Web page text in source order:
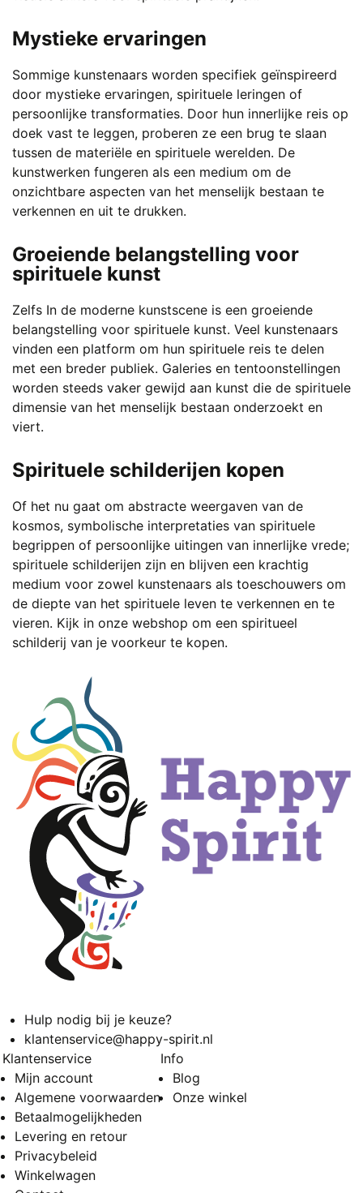
Mystieke ervaringen
Sommige kunstenaars worden specifiek geïnspireerd
door mystieke ervaringen, spirituele leringen of
persoonlijke transformaties. Door hun innerlijke reis op
doek vast te leggen, proberen ze een brug te slaan
tussen de materiële en spirituele werelden. De
kunstwerken fungeren als een medium om de
onzichtbare aspecten van het menselijk bestaan te
verkennen en uit te drukken.
Groeiende belangstelling voor
spirituele kunst
Zelfs In de moderne kunstscene is een groeiende
belangstelling voor spirituele kunst. Veel kunstenaars
vinden een platform om hun spirituele reis te delen
met een breder publiek. Galeries en tentoonstellingen
worden steeds vaker gewijd aan kunst die de spirituele
dimensie van het menselijk bestaan onderzoekt en
viert.
Spirituele schilderijen kopen
Of het nu gaat om abstracte weergaven van de
kosmos, symbolische interpretaties van spirituele
begrippen of persoonlijke uitingen van innerlijke vrede;
spirituele schilderijen zijn en blijven een krachtig
medium voor zowel kunstenaars als toeschouwers om
de diepte van het spirituele leven te verkennen en te
vieren. Kijk in onze webshop om een spiritueel
schilderij van je voorkeur te kopen.
Hulp nodig bij je keuze?
klantenservice@happy-spirit.nl
Klantenservice
Mijn account
Algemene voorwaarden
Betaalmogelijkheden
Levering en retour
Privacybeleid
Winkelwagen
Info
Blog
Onze winkel